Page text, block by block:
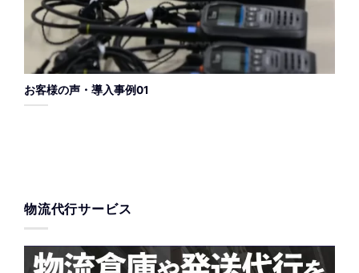
お客様の声・導入事例01
物流代行サービス